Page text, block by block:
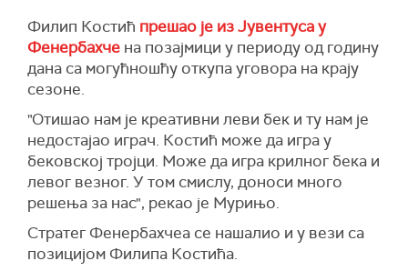
Филип Костић прешао је из Јувентуса у
Фенербахче на позајмици у периоду од годину
дана са могућношћу откупа уговора на крају
сезоне.
"Отишао нам је креативни леви бек и ту нам је
недостајао играч. Костић може да игра у
бековској тројци. Може да игра крилног бека и
левог везног. У том смислу, доноси много
решења за нас", рекао је Мурињо.
Стратег Фенербахчеа се нашалио и у вези са
позицијом Филипа Костића.